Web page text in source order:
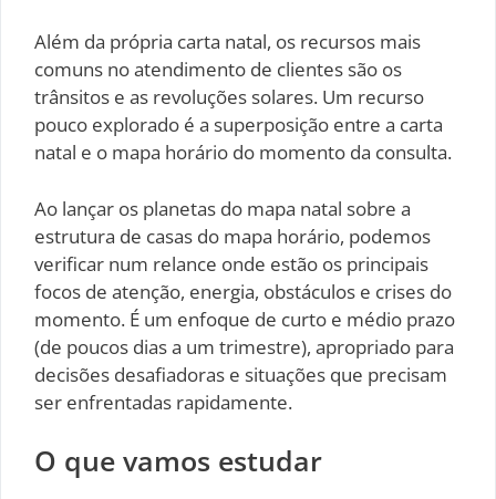
Além da própria carta natal, os recursos mais
comuns no atendimento de clientes são os
trânsitos e as revoluções solares. Um recurso
pouco explorado é a superposição entre a carta
natal e o mapa horário do momento da consulta.
Ao lançar os planetas do mapa natal sobre a
estrutura de casas do mapa horário, podemos
verificar num relance onde estão os principais
focos de atenção, energia, obstáculos e crises do
momento. É um enfoque de curto e médio prazo
(de poucos dias a um trimestre), apropriado para
decisões desafiadoras e situações que precisam
ser enfrentadas rapidamente.
O que vamos estudar